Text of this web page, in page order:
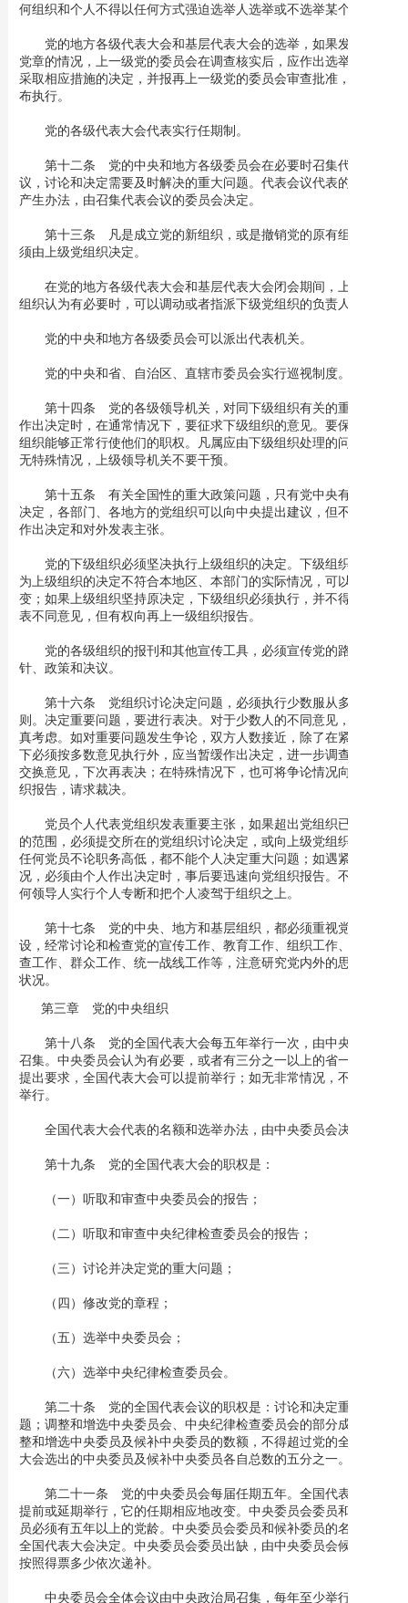
何组织和个人不得以任何方式强迫选举人选举或不选举某个人。
党的地方各级代表大会和基层代表大会的选举，如果发生违反
党章的情况，上一级党的委员会在调查核实后，应作出选举无效和
采取相应措施的决定，并报再上一级党的委员会审查批准，正式宣
布执行。
党的各级代表大会代表实行任期制。
第十二条 党的中央和地方各级委员会在必要时召集代表会
议，讨论和决定需要及时解决的重大问题。代表会议代表的名额和
产生办法，由召集代表会议的委员会决定。
第十三条 凡是成立党的新组织，或是撤销党的原有组织，必
须由上级党组织决定。
在党的地方各级代表大会和基层代表大会闭会期间，上级党的
组织认为有必要时，可以调动或者指派下级党组织的负责人。
党的中央和地方各级委员会可以派出代表机关。
党的中央和省、自治区、直辖市委员会实行巡视制度。
第十四条 党的各级领导机关，对同下级组织有关的重要问题
作出决定时，在通常情况下，要征求下级组织的意见。要保证下级
组织能够正常行使他们的职权。凡属应由下级组织处理的问题，如
无特殊情况，上级领导机关不要干预。
第十五条 有关全国性的重大政策问题，只有党中央有权作出
决定，各部门、各地方的党组织可以向中央提出建议，但不得擅自
作出决定和对外发表主张。
党的下级组织必须坚决执行上级组织的决定。下级组织如果认
为上级组织的决定不符合本地区、本部门的实际情况，可以请求改
变；如果上级组织坚持原决定，下级组织必须执行，并不得公开发
表不同意见，但有权向再上一级组织报告。
党的各级组织的报刊和其他宣传工具，必须宣传党的路线、方
针、政策和决议。
第十六条 党组织讨论决定问题，必须执行少数服从多数的原
则。决定重要问题，要进行表决。对于少数人的不同意见，应当认
真考虑。如对重要问题发生争论，双方人数接近，除了在紧急情况
下必须按多数意见执行外，应当暂缓作出决定，进一步调查研究，
交换意见，下次再表决；在特殊情况下，也可将争论情况向上级组
织报告，请求裁决。
党员个人代表党组织发表重要主张，如果超出党组织已有决定
的范围，必须提交所在的党组织讨论决定，或向上级党组织请示。
任何党员不论职务高低，都不能个人决定重大问题；如遇紧急情
况，必须由个人作出决定时，事后要迅速向党组织报告。不允许任
何领导人实行个人专断和把个人凌驾于组织之上。
第十七条 党的中央、地方和基层组织，都必须重视党的建
设，经常讨论和检查党的宣传工作、教育工作、组织工作、纪律检
查工作、群众工作、统一战线工作等，注意研究党内外的思想政治
状况。
第三章 党的中央组织
第十八条 党的全国代表大会每五年举行一次，由中央委员会
召集。中央委员会认为有必要，或者有三分之一以上的省一级组织
提出要求，全国代表大会可以提前举行；如无非常情况，不得延期
举行。
全国代表大会代表的名额和选举办法，由中央委员会决定。
第十九条 党的全国代表大会的职权是：
（一）听取和审查中央委员会的报告；
（二）听取和审查中央纪律检查委员会的报告；
（三）讨论并决定党的重大问题；
（四）修改党的章程；
（五）选举中央委员会；
（六）选举中央纪律检查委员会。
第二十条 党的全国代表会议的职权是：讨论和决定重大问
题；调整和增选中央委员会、中央纪律检查委员会的部分成员。调
整和增选中央委员及候补中央委员的数额，不得超过党的全国代表
大会选出的中央委员及候补中央委员各自总数的五分之一。
第二十一条 党的中央委员会每届任期五年。全国代表大会如
提前或延期举行，它的任期相应地改变。中央委员会委员和候补委
员必须有五年以上的党龄。中央委员会委员和候补委员的名额，由
全国代表大会决定。中央委员会委员出缺，由中央委员会候补委员
按照得票多少依次递补。
中央委员会全体会议由中央政治局召集，每年至少举行一次。